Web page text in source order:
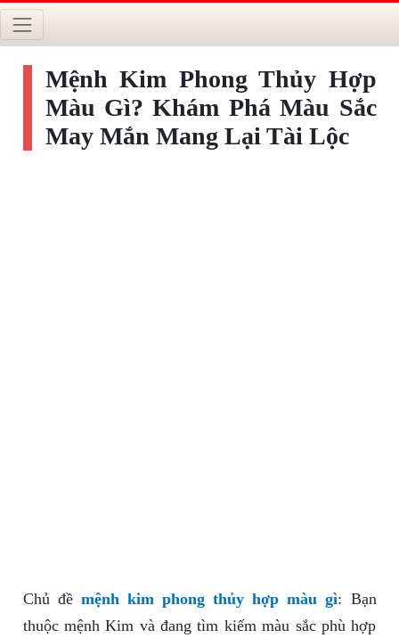
Mệnh Kim Phong Thủy Hợp
Màu Gì? Khám Phá Màu Sắc
May Mắn Mang Lại Tài Lộc
Chủ đề mệnh kim phong thủy hợp màu gì: Bạn
thuộc mệnh Kim và đang tìm kiếm màu sắc phù hợp